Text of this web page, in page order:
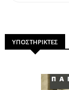
ΥΠΟΣΤΗΡΙΚΤΕΣ